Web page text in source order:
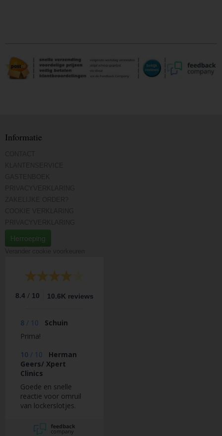
Informatie
Herroeping
8.4 / 10 10.6K reviews
8 / 10
Schuin
Prima!
10 / 10
Herman
Geers/ Xpert
Clinics
Goede en snelle
reactie voor omruil
van lockerslotjes.